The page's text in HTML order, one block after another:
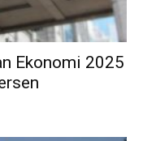
Ekonomi 2025